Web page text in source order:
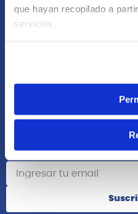
que hayan recopilado a
servicios.
Acerca de Nosotros
Suscribete